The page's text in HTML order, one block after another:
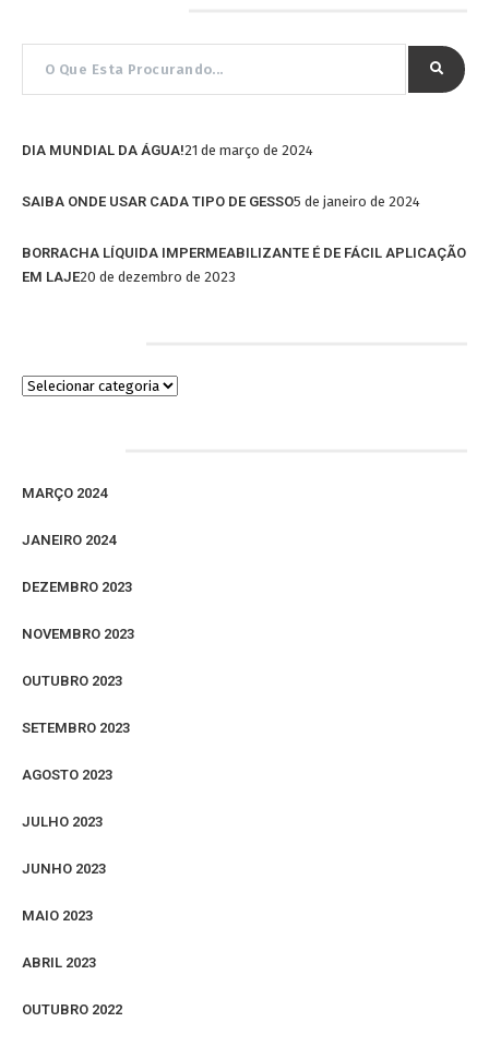
DIA MUNDIAL DA ÁGUA!21 de março de 2024
SAIBA ONDE USAR CADA TIPO DE GESSO5 de janeiro de 2024
BORRACHA LÍQUIDA IMPERMEABILIZANTE É DE FÁCIL APLICAÇÃO
EM LAJE20 de dezembro de 2023
MARÇO 2024
JANEIRO 2024
DEZEMBRO 2023
NOVEMBRO 2023
OUTUBRO 2023
SETEMBRO 2023
AGOSTO 2023
JULHO 2023
JUNHO 2023
MAIO 2023
ABRIL 2023
OUTUBRO 2022